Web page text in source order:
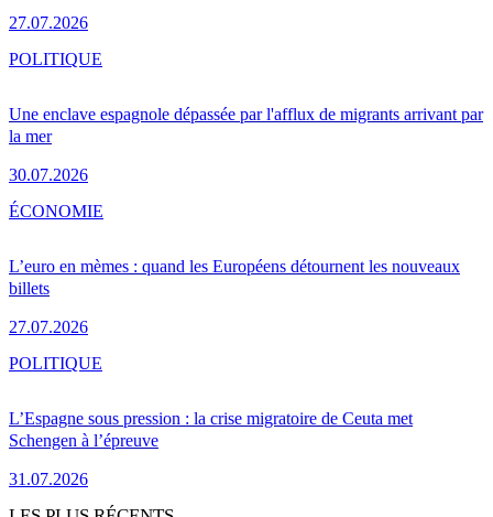
27.07.2026
Une enclave espagnole dépassée par l'afflux de migrants arrivant par
la mer
30.07.2026
POLITIQUE
L’euro en mèmes : quand les Européens détournent les nouveaux
billets
27.07.2026
ÉCONOMIE
L’Espagne sous pression : la crise migratoire de Ceuta met
Schengen à l’épreuve
31.07.2026
POLITIQUE